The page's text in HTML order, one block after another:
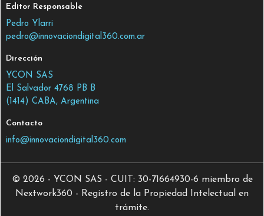
Editor Responsable
Pedro Ylarri
pedro@innovaciondigital360.com.ar
Dirección
YCON SAS
El Salvador 4768 PB B
(1414) CABA, Argentina
Contacto
info@innovaciondigital360.com
© 2026 - YCON SAS - CUIT: 30-71664930-6 miembro de
Nextwork360 - Registro de la Propiedad Intelectual en
trámite.